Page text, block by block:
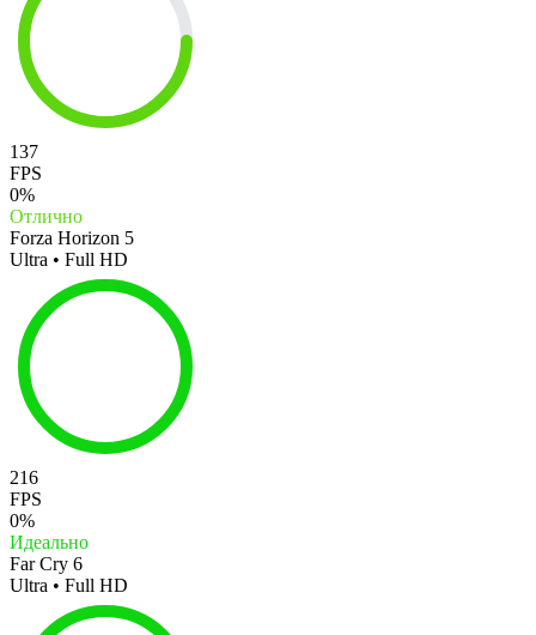
137
FPS
0%
Отлично
Forza Horizon 5
Ultra • Full HD
216
FPS
0%
Идеально
Far Cry 6
Ultra • Full HD